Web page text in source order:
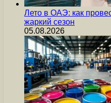
Лето в ОАЭ: как
жаркий сезон
05.08.2026